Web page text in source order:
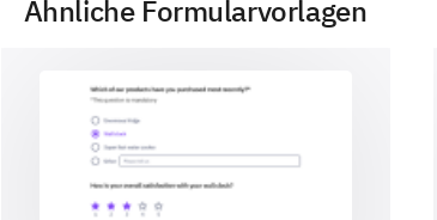
Wenn der Preis unseres Produkts
kaufen?
Ähnliche Formularvorlagen